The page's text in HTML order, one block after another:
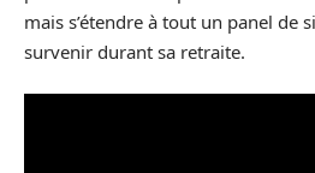
mais s’étendre à tout un panel de
survenir durant sa retraite.